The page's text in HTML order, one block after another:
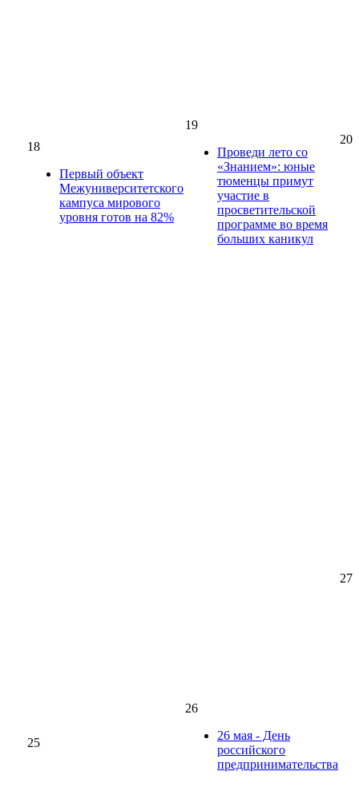
18
Первый объект
Межуниверситетского
кампуса мирового
уровня готов на 82%
19
Проведи лето со
«Знанием»: юные
тюменцы примут
участие в
просветительской
программе во время
больших каникул
20
25
26
26 мая - День
российского
предпринимательства
27